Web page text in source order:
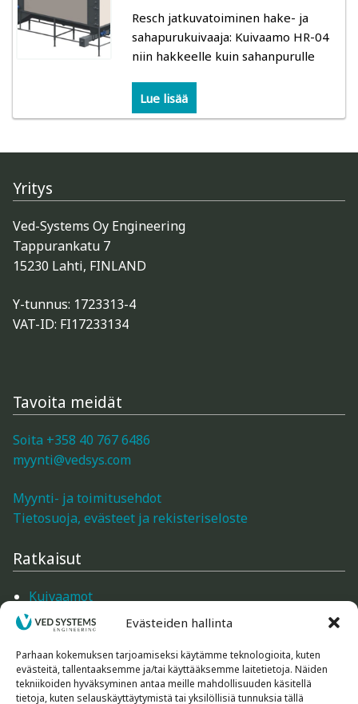
Evästeiden hallinta
Parhaan kokemuksen tarjoamiseksi käytämme teknologioita, kuten
evästeitä, tallentaaksemme ja/tai käyttääksemme laitetietoja. Näiden
tekniikoiden hyväksyminen antaa meille mahdollisuuden käsitellä
tietoja, kuten selauskäyttäytymistä tai yksilöllisiä tunnuksia tällä
Resch jatkuvatoiminen hake- ja
sahapurukuivaaja: Kuivaamo HR-04
niin hakkeelle kuin sahanpurulle
Lue lisää
Yritys
Ved-Systems Oy Engineering
Tappurankatu 7
15230 Lahti, FINLAND
Y-tunnus: 1723313-4
VAT-ID: FI17233134
Tavoita meidät
Soita +358 40 767 6486
myynti@vedsys.com
Myynti- ja toimitusehdot
Tietosuoja, evästeet ja rekisteriseloste
Ratkaisut
Kuivaamot
Mittarit
Mittarien tarvikkeet
Ilmankäsittely
Rakennustarvikkeet
Koneet ja laitteet